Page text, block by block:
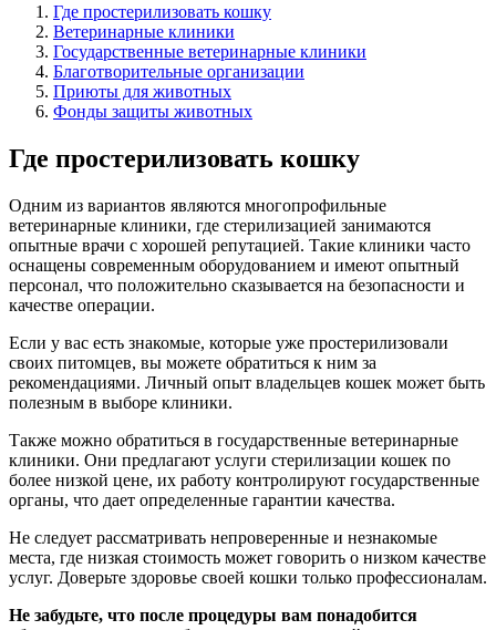
Где простерилизовать кошку
Ветеринарные клиники
Государственные ветеринарные клиники
Благотворительные организации
Приюты для животных
Фонды защиты животных
Где простерилизовать кошку
Одним из вариантов являются многопрофильные
ветеринарные клиники, где стерилизацией занимаются
опытные врачи с хорошей репутацией. Такие клиники часто
оснащены современным оборудованием и имеют опытный
персонал, что положительно сказывается на безопасности и
качестве операции.
Если у вас есть знакомые, которые уже простерилизовали
своих питомцев, вы можете обратиться к ним за
рекомендациями. Личный опыт владельцев кошек может быть
полезным в выборе клиники.
Также можно обратиться в государственные ветеринарные
клиники. Они предлагают услуги стерилизации кошек по
более низкой цене, их работу контролируют государственные
органы, что дает определенные гарантии качества.
Не следует рассматривать непроверенные и незнакомые
места, где низкая стоимость может говорить о низком качестве
услуг. Доверьте здоровье своей кошки только профессионалам.
Не забудьте, что после процедуры вам понадобится